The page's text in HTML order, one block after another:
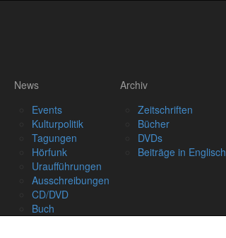
News
Events
Kulturpolitik
Tagungen
Hörfunk
Uraufführungen
Ausschreibungen
CD/DVD
Buch
Archiv
Zeitschriften
Bücher
DVDs
Beiträge in Englisch